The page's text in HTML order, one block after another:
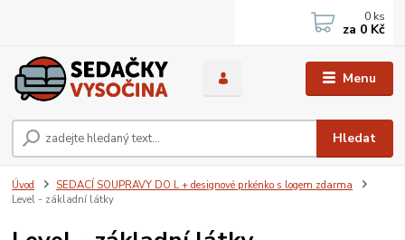
Menu
Hledat
0 ks
za 0 Kč
Úvod
SEDACÍ SOUPRAVY DO L + designové prkénko s logem zdarma
Level - základní látky